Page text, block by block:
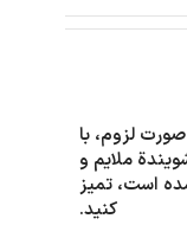
لزوم، با
ملایم و
است، تمیز
کنید.